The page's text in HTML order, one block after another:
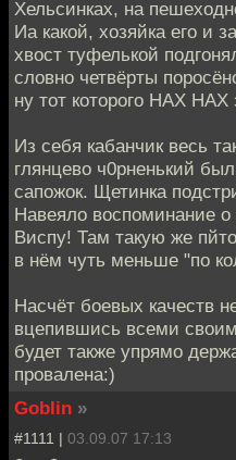
Хельсинках, на
Иа какой, хозяйка его и
хвост туфелькой
словно четвёрты
ну тот которого НАХ
Из себя кабанчик весь
глянцево ч0рненький
сапожок. Щетинка
Навеяло воспоминание
Виспу! Там такую же
в нём чуть меньше "по
Насчёт боевых качеств
вцепившись всеми
будет также упрямо
провалена:)
Goblin »
#1111 | 03.09.07 17:13